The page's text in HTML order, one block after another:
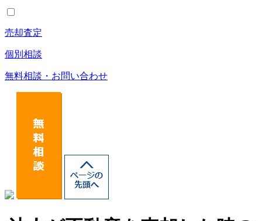
売却査定
個別相談
無料相談・お問い合わせ